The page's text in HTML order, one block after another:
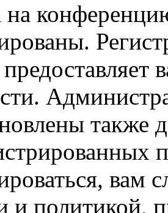
на
также
вам
и политикой,